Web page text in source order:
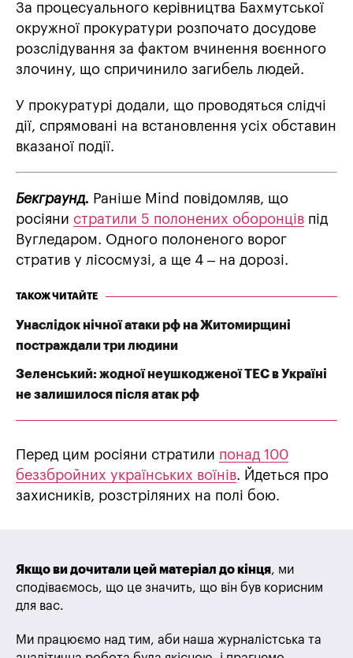
За процесуального керівництва Бахмутської
окружної прокуратури розпочато досудове
розслідування за фактом вчинення воєнного
злочину, що спричинило загибель людей.
У прокуратурі додали, що проводяться слідчі
дії, спрямовані на встановлення усіх обставин
вказаної події.
Бекграунд. Раніше Mind повідомляв, що
росіяни стратили 5 полонених оборонців під
Вугледаром. Одного полоненого ворог
стратив у лісосмузі, а ще 4 – на дорозі.
ТАКОЖ ЧИТАЙТЕ
Унаслідок нічної атаки рф на Житомирщині
постраждали три людини
Зеленський: жодної неушкодженої ТЕС в Україні
не залишилося після атак рф
Перед цим росіяни стратили понад 100
беззбройних українських воїнів. Йдеться про
захисників, розстріляних на полі бою.
Якщо ви дочитали цей матеріал до кінця, ми
сподіваємось, що це значить, що він був корисним
для вас.
Ми працюємо над тим, аби наша журналістська та